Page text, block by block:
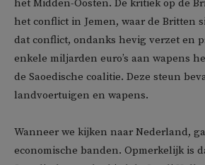
het Midden-Oosten. De kritiek op de
het conflict in Jemen, waar de Britten
dat conflict, ondanks hevig verzet en
enkele miljarden euro’s aan wapens
de Saoedische coalitie. Deze steun
landvoertuigen en wapens.
Wanneer we kijken naar Nederland,
economische banden. Opmerkelijk is